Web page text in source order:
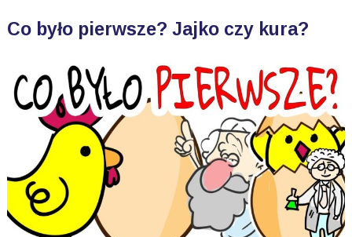
Co było pierwsze? Jajko czy kura?